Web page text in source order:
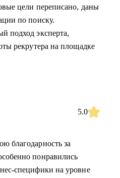
цели переписано, даны
по поиску.
подход эксперта,
рекрутера на площадке
5.0
благодарность за
понравились
специфики на уровне